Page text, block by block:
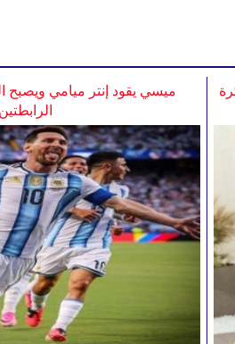
ميسي يقود إنتر ميامي ويصبح
الرابطتين